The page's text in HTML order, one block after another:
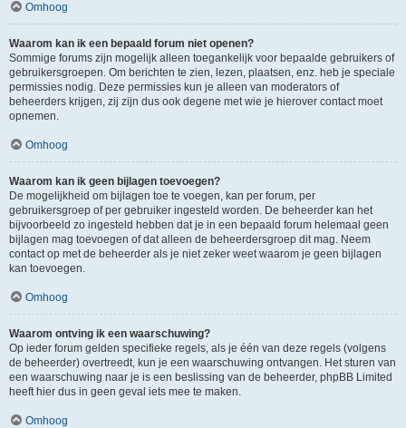
Omhoog
Waarom kan ik een bepaald forum niet openen?
Sommige forums zijn mogelijk alleen toegankelijk voor bepaalde gebruikers of
gebruikersgroepen. Om berichten te zien, lezen, plaatsen, enz. heb je speciale
permissies nodig. Deze permissies kun je alleen van moderators of
beheerders krijgen, zij zijn dus ook degene met wie je hierover contact moet
opnemen.
Omhoog
Waarom kan ik geen bijlagen toevoegen?
De mogelijkheid om bijlagen toe te voegen, kan per forum, per
gebruikersgroep of per gebruiker ingesteld worden. De beheerder kan het
bijvoorbeeld zo ingesteld hebben dat je in een bepaald forum helemaal geen
bijlagen mag toevoegen of dat alleen de beheerdersgroep dit mag. Neem
contact op met de beheerder als je niet zeker weet waarom je geen bijlagen
kan toevoegen.
Omhoog
Waarom ontving ik een waarschuwing?
Op ieder forum gelden specifieke regels, als je één van deze regels (volgens
de beheerder) overtreedt, kun je een waarschuwing ontvangen. Het sturen van
een waarschuwing naar je is een beslissing van de beheerder, phpBB Limited
heeft hier dus in geen geval iets mee te maken.
Omhoog